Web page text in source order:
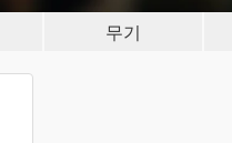
무기